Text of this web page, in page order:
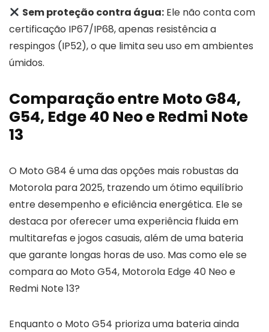
Sem proteção contra água: Ele não conta com
certificação IP67/IP68, apenas resistência a
respingos (IP52), o que limita seu uso em ambientes
úmidos.
Comparação entre Moto G84,
G54, Edge 40 Neo e Redmi Note
13
O Moto G84 é uma das opções mais robustas da
Motorola para 2025, trazendo um ótimo equilíbrio
entre desempenho e eficiência energética. Ele se
destaca por oferecer uma experiência fluida em
multitarefas e jogos casuais, além de uma bateria
que garante longas horas de uso. Mas como ele se
compara ao Moto G54, Motorola Edge 40 Neo e
Redmi Note 13?
Enquanto o Moto G54 prioriza uma bateria ainda